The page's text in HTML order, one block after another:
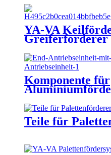
in
YA-VA
Greiferförderer
Komponente für
Teile für